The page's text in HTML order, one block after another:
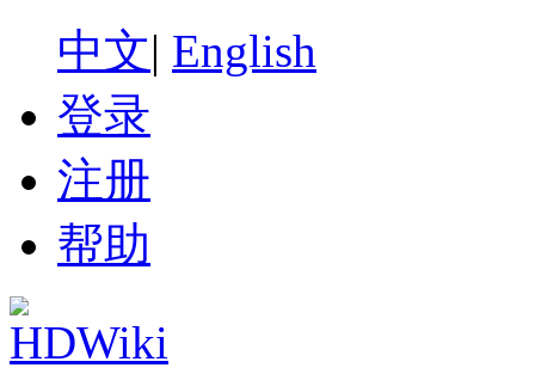
中文| English
登录
注册
帮助